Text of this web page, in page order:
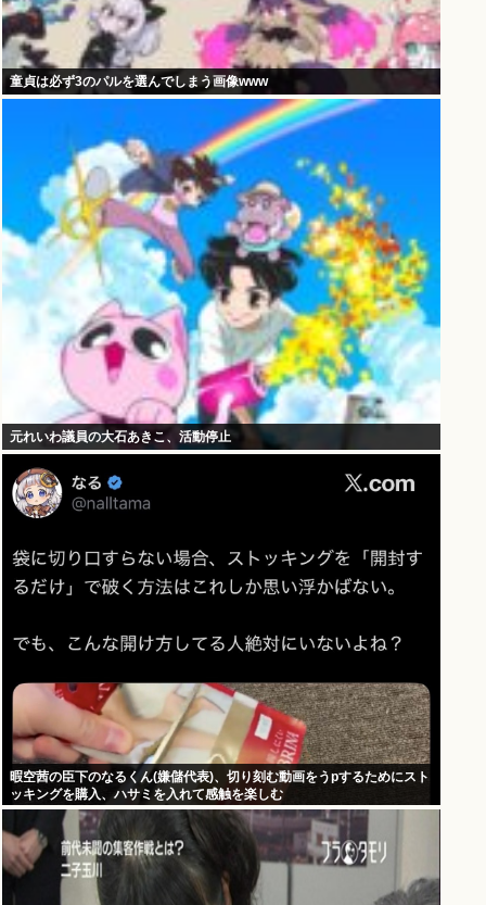
童貞は必ず3のパルを選んでしまう画像www
元れいわ議員の大石あきこ、活動停止
暇空茜の臣下のなるくん(嫌儲代表)、切り刻む動画をうpするためにスト
ッキングを購入、ハサミを入れて感触を楽しむ